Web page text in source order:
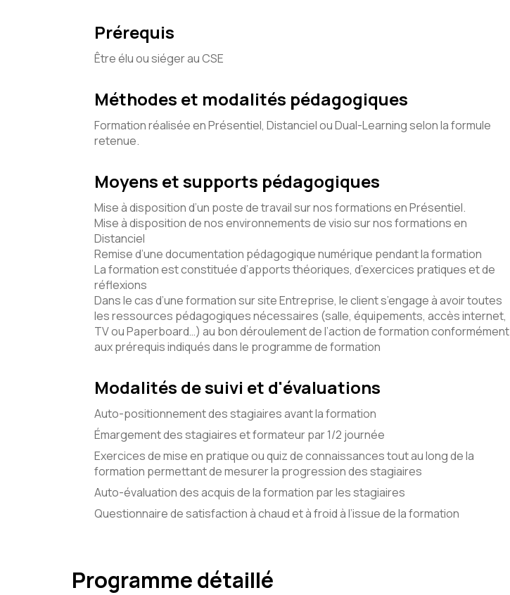
Prérequis
Être élu ou siéger au CSE
Méthodes et modalités pédagogiques
Formation réalisée en Présentiel, Distanciel ou Dual-Learning selon la formule
retenue.
Moyens et supports pédagogiques
Mise à disposition d’un poste de travail sur nos formations en Présentiel.
Mise à disposition de nos environnements de visio sur nos formations en
Distanciel
Remise d’une documentation pédagogique numérique pendant la formation
La formation est constituée d’apports théoriques, d’exercices pratiques et de
réflexions
Dans le cas d’une formation sur site Entreprise, le client s’engage à avoir toutes
les ressources pédagogiques nécessaires (salle, équipements, accès internet,
TV ou Paperboard…) au bon déroulement de l’action de formation conformément
aux prérequis indiqués dans le programme de formation
Modalités de suivi et d'évaluations
Auto-positionnement des stagiaires avant la formation
Émargement des stagiaires et formateur par 1/2 journée
Exercices de mise en pratique ou quiz de connaissances tout au long de la
formation permettant de mesurer la progression des stagiaires
Auto-évaluation des acquis de la formation par les stagiaires
Questionnaire de satisfaction à chaud et à froid à l’issue de la formation
Programme détaillé